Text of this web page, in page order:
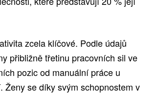
zcela klíčové. Podle údajů
přibližně třetinu pracovních sil ve
pozic od manuální práce u
se díky svým schopnostem v